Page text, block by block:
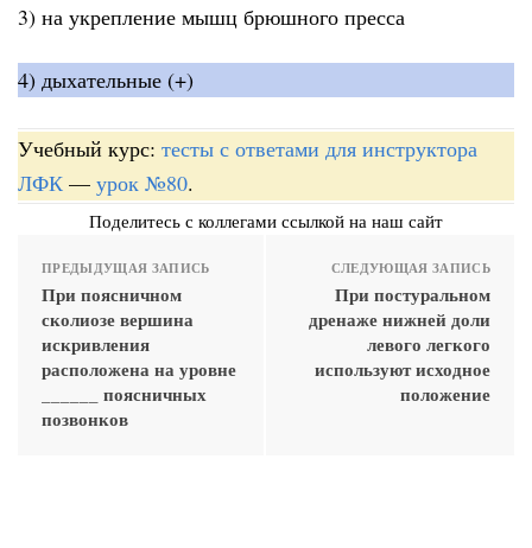
3) на укрепление мышц брюшного пресса
4) дыхательные (+)
Учебный курс: тесты с ответами для инструктора
ЛФК — урок №80.
Поделитесь с коллегами ссылкой на наш сайт
ПРЕДЫДУЩАЯ ЗАПИСЬ
При поясничном
сколиозе вершина
искривления
расположена на уровне
______ поясничных
позвонков
СЛЕДУЮЩАЯ ЗАПИСЬ
При постуральном
дренаже нижней доли
левого легкого
используют исходное
положение